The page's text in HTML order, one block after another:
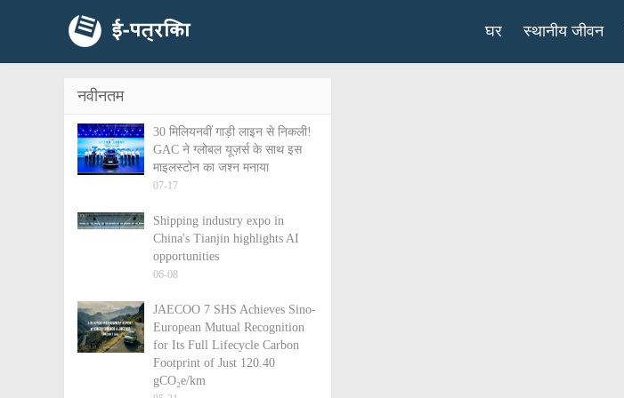
घर स्थानीय जीवन
नवीनतम
30 मिलियनवीं गाड़ी लाइन से निकली!
GAC ने ग्लोबल यूज़र्स के साथ इस
माइलस्टोन का जश्न मनाया
07-17
Shipping industry expo in
China's Tianjin highlights AI
opportunities
06-08
JAECOO 7 SHS Achieves Sino-
European Mutual Recognition
for Its Full Lifecycle Carbon
Footprint of Just 120.40
gCO₂e/km